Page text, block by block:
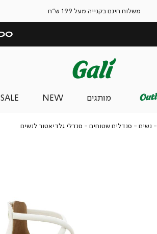
משלוח חינם בקנייה מעל 199 ש"ח
מותגים NEW
SALE
ראשי
נשים נשים
סנדלים שטוחים סנדלים
סנדלי גלדיאטור לנשיםסנדלי